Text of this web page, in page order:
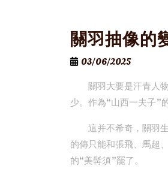
關羽抽像的
03/06/2025
關羽大要是汗青人
少。作為“山西一夫子”
這并不希奇，關羽
的傳只能和張飛、馬超
的“美髯須”罷了。